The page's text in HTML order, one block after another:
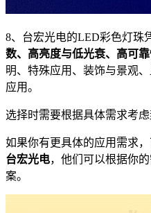
8、台宏光电的LED彩色灯珠
数、高亮度与低光衰、高可
明、特殊应用、装饰与景观
应用。
选择时需要根据具体需求考
如果你有更具体的应用需求
台宏光电，他们可以根据你
案。